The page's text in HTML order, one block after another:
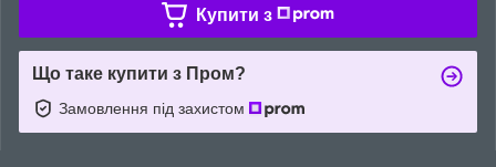
Купити з
Що таке купити з Пром?
Замовлення під захистом